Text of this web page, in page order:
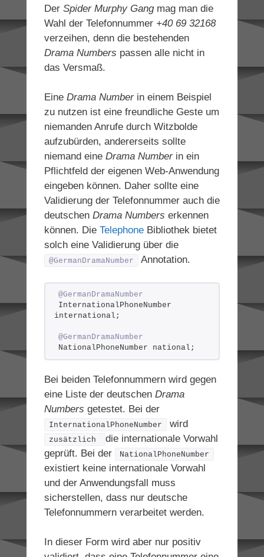
Der Spider Murphy Gangmag man die
Wahl der Telefonnummer +40 69 32168
verzeihen, denn die bestehenden
Drama Numbers passen alle nicht in
das Versmaß.
Eine Drama Numberin einem Beispiel
zu nutzen ist eine freundliche Geste um
niemanden Anrufe durch Witzbolde
aufzubürden, andererseits sollte
niemand eine Drama Numberin ein
Pflichtfeld der eigenen Web-Anwendung
eingeben können. Daher sollte eine
Validierung der Telefonnummer auch die
deutschen Drama Numbers erkennen
können. Die TelephoneBibliothek bietet
solch eine Validierung über die
@GermanDramaNumber Annotation.
@GermanDramaNumber
InternationalPhoneNumber
international;
@GermanDramaNumber
NationalPhoneNumber national;
Bei beiden Telefonnummern wird gegen
eine Liste der deutschen Drama
Numbers getestet. Bei der
InternationalPhoneNumber wird
zusätzlich
die internationale Vorwahl
geprüft. Bei der
NationalPhoneNumber
existiert keine internationale Vorwahl
und der Anwendungsfall muss
sicherstellen, dass nur deutsche
Telefonnummern verarbeitet werden.
In dieser Form wird aber nur positiv